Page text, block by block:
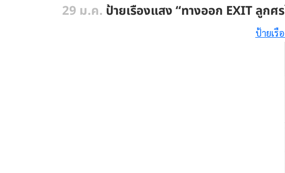
29 ม.ค. ป้ายเรืองแสง “ทางออก EXIT ลูกศ
ป้ายเรื